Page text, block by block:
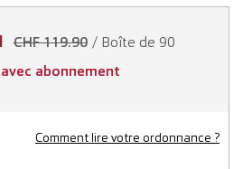
CHF 119.90 / Boîte de 90
abonnement
Comment lire votre ordonnance ?